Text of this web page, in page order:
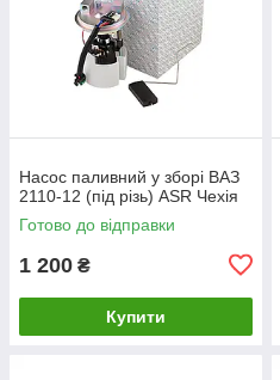
Насос паливний у зборі ВАЗ
2110-12 (під різь) ASR Чехія
Готово до відправки
1 200 ₴
Купити